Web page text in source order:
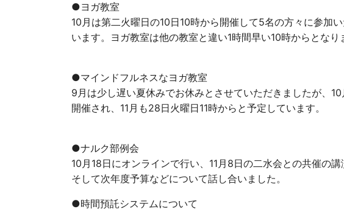
●ヨガ教室
10月は第二火曜日の10日10時から開催して5名の方々に参加
います。ヨガ教室は他の教室と違い1時間早い10時からとなり
●マインドフルネスなヨガ教室
9月は少し遅い夏休みでお休みとさせていただきましたが、
開催され、11月も28日火曜日11時からと予定しています。
●ナルク部例会
10月18日にオンラインで行い、11月8日の二水会との共催の
そして次年度予算などについて話し合いました。
●時間預託システムについて